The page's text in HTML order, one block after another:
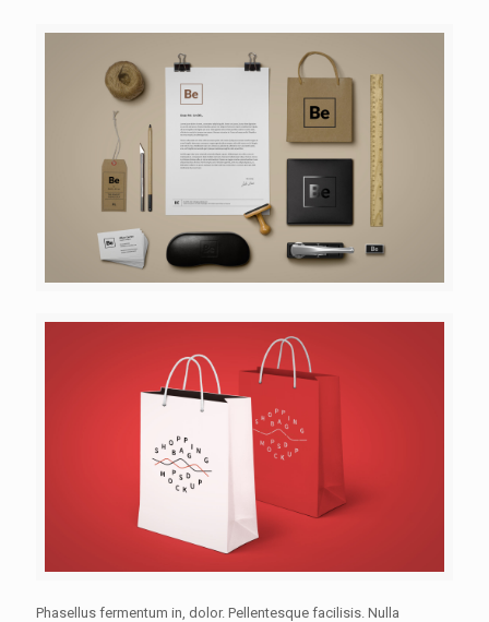
Phasellus fermentum in, dolor. Pellentesque facilisis. Nulla